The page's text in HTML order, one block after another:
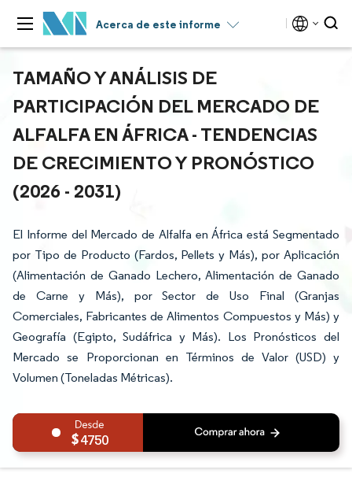
Acerca de este informe
TAMAÑO Y ANÁLISIS DE
PARTICIPACIÓN DEL MERCADO DE
ALFALFA EN ÁFRICA - TENDENCIAS
DE CRECIMIENTO Y PRONÓSTICO
(2026 - 2031)
El Informe del Mercado de Alfalfa en África está Segmentado
por Tipo de Producto (Fardos, Pellets y Más), por Aplicación
(Alimentación de Ganado Lechero, Alimentación de Ganado
de Carne y Más), por Sector de Uso Final (Granjas
Comerciales, Fabricantes de Alimentos Compuestos y Más) y
Geografía (Egipto, Sudáfrica y Más). Los Pronósticos del
Mercado se Proporcionan en Términos de Valor (USD) y
Volumen (Toneladas Métricas).
4750